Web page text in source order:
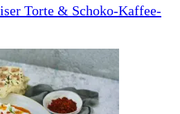
Torte & Schoko-Kaffee-